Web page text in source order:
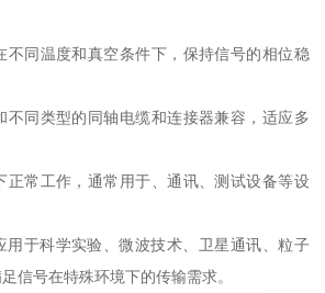
同温度和真空条件下，保持信号的相位稳
同类型的同轴电缆和连接器兼容，适应多
常工作，通常用于、通讯、测试设备等设
用于科学实验、微波技术、卫星通讯、粒子
信号在特殊环境下的传输需求。